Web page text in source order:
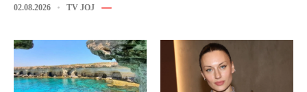
02.08.2026 TV JOJ